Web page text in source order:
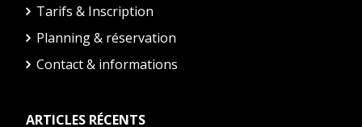
Tarifs & Inscription
Planning & réservation
Contact & informations
ARTICLES RÉCENTS